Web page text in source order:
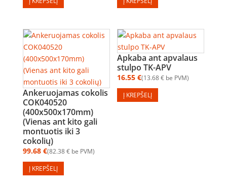
Ankeruojamas cokolis
COK040520
(400x500x170mm)
(Vienas ant kito gali
montuotis iki 3
cokolių)
99.68 € 82.38€ be PVM
Į KREPŠELĮ
Apkaba ant apvalaus
stulpo TK-APV
16.55€ 13.68€ be PVM
Į KREPŠELĮ